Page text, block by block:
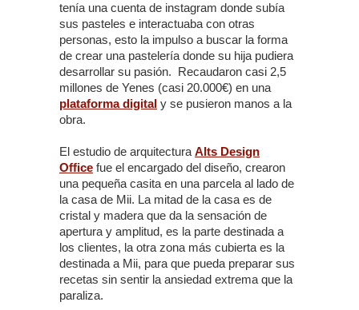
tenía una cuenta de instagram donde subía
sus pasteles e interactuaba con otras
personas, esto la impulso a buscar la forma
de crear una pastelería donde su hija pudiera
desarrollar su pasión. Recaudaron casi 2,5
millones de Yenes (casi 20.000€) en una
plataforma digital y se pusieron manos a la
obra.
El estudio de arquitectura Alts Design
Office fue el encargado del diseño, crearon
una pequeña casita en una parcela al lado de
la casa de Mii. La mitad de la casa es de
cristal y madera que da la sensación de
apertura y amplitud, es la parte destinada a
los clientes, la otra zona más cubierta es la
destinada a Mii, para que pueda preparar sus
recetas sin sentir la ansiedad extrema que la
paraliza.